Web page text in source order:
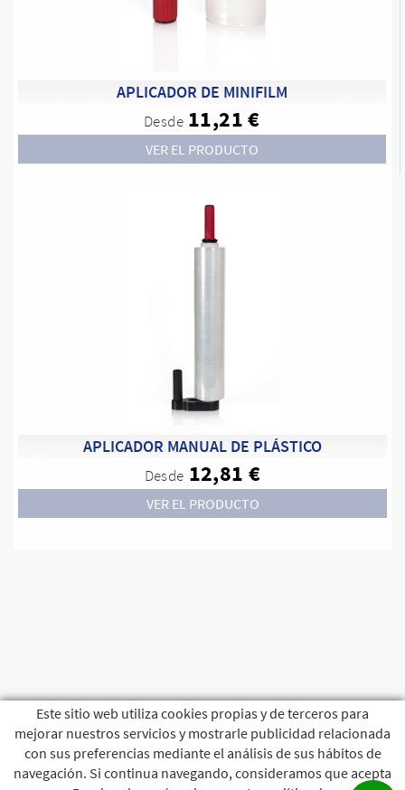
APLICADOR DE MINIFILM
Desde 11,21 €
VER EL PRODUCTO
APLICADOR MANUAL DE PLÁSTICO
Desde 12,81 €
VER EL PRODUCTO
Este sitio web utiliza cookies propias y de terceros para
mejorar nuestros servicios y mostrarle publicidad relacionada
con sus preferencias mediante el análisis de sus hábitos de
navegación. Si continua navegando, consideramos que acepta